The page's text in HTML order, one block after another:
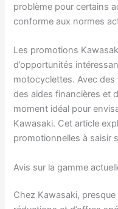
problème pour certains
conforme aux normes
Les promotions
d’opportunités
motocyclettes. Avec
des aides financières et
moment idéal pour
Kawasaki. Cet article
promotionnelles à saisir
Avis sur la gamme
Chez Kawasaki,